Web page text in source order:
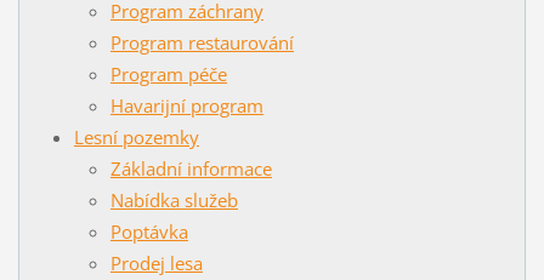
Program záchrany
Program restaurování
Program péče
Havarijní program
Lesní pozemky
Základní informace
Nabídka služeb
Poptávka
Prodej lesa